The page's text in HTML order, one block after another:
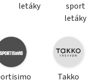
letáky
sport
letáky
Takko